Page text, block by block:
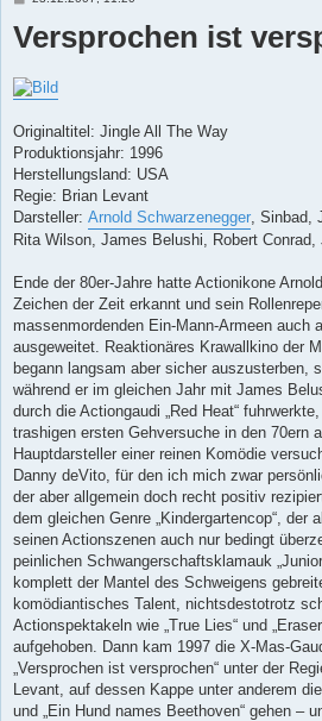
i
t
g
Versprochen ist
Originaltitel: Jingle All The Way
Produktionsjahr: 1996
Herstellungsland: USA
Regie: Brian Levant
Darsteller: Arnold Schwarzenegger , Sinbad,
Rita Wilson, James Belushi, Robert Conrad,
Ende der 80er-Jahre hatte Actionikone
Zeichen der Zeit erkannt und sein
massenmordenden Ein-Mann-Armeen auch
ausgeweitet. Reaktionäres Krawallkino der
begann langsam aber sicher auszusterben,
während er im gleichen Jahr mit James
durch die Actiongaudi „Red Heat“
trashigen ersten Gehversuche in den 70ern
Hauptdarsteller einer reinen Komödie
Danny deVito, für den ich mich zwar
der aber allgemein doch recht positiv
dem gleichen Genre „Kindergartencop“, der
seinen Actionszenen auch nur bedingt
peinlichen Schwangerschaftsklamauk
komplett der Mantel des Schweigens
komödiantisches Talent, nichtsdestotrotz
Actionspektakeln wie „True Lies“ und
aufgehoben. Dann kam 1997 die X-Mas-
„Versprochen ist versprochen“ unter der
Levant, auf dessen Kappe unter anderem
und „Ein Hund names Beethoven“ gehen –